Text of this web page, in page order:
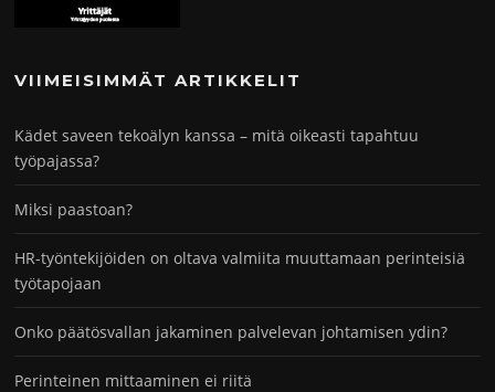
VIIMEISIMMÄT ARTIKKELIT
Kädet saveen tekoälyn kanssa – mitä oikeasti tapahtuu
työpajassa?
Miksi paastoan?
HR-työntekijöiden on oltava valmiita muuttamaan perinteisiä
työtapojaan
Onko päätösvallan jakaminen palvelevan johtamisen ydin?
Perinteinen mittaaminen ei riitä